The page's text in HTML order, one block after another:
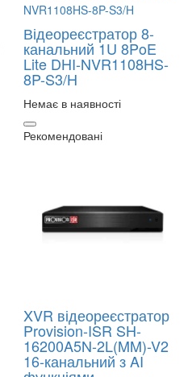
Відеореєстратор 8-
канальний 1U 8PoE
Lite DHI-NVR1108HS-
8P-S3/H
Немає в наявності
Рекомендовані
XVR відеореєстратор
Provision-ISR SH-
16200A5N-2L(MM)-V2
16-канальний з AI